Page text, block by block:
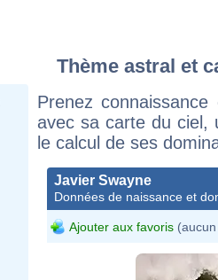
Thème astral et
Prenez
avec sa carte du ciel,
le calcul de ses
Javier Swayne
Données de naissance et
Ajouter aux favoris